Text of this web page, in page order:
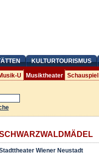
KULTURTOURISMUS
U Musiktheater Schauspiel
Wiener Neustadt